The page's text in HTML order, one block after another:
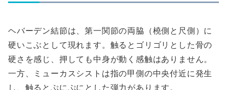
ヘバーデン結節は、第一関節の両脇（橈側と尺側）に
硬いこぶとして現れます。触るとゴリゴリとした骨の
硬さを感じ、押しても中身が動く感触はありません。
一方、ミューカスシストは指の甲側の中央付近に発生
し、触るとぷにぷにとした弾力があります。